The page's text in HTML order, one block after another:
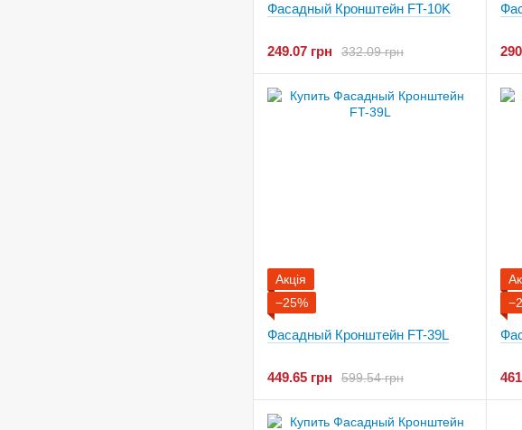
Фасадный Кронштейн FT-10K
332.09 грн
249.07 грн
Акція
−25%
Фасадный Кронштейн FT-39L
599.54 грн
449.65 грн